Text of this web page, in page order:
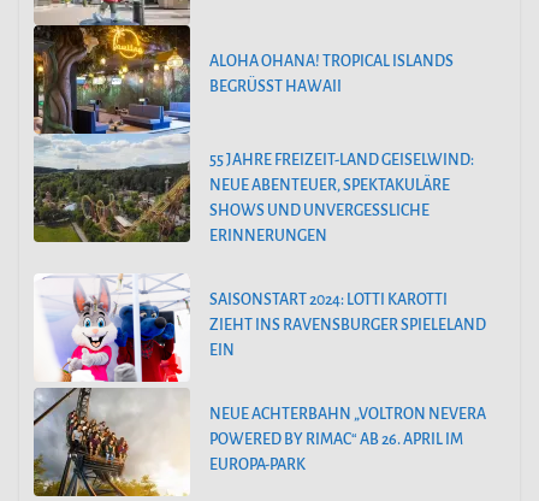
ALOHA OHANA! TROPICAL ISLANDS
BEGRÜSST HAWAII
55 JAHRE FREIZEIT-LAND GEISELWIND:
NEUE ABENTEUER, SPEKTAKULÄRE
SHOWS UND UNVERGESSLICHE
ERINNERUNGEN
SAISONSTART 2024: LOTTI KAROTTI
ZIEHT INS RAVENSBURGER SPIELELAND
EIN
NEUE ACHTERBAHN „VOLTRON NEVERA
POWERED BY RIMAC“ AB 26. APRIL IM
EUROPA-PARK